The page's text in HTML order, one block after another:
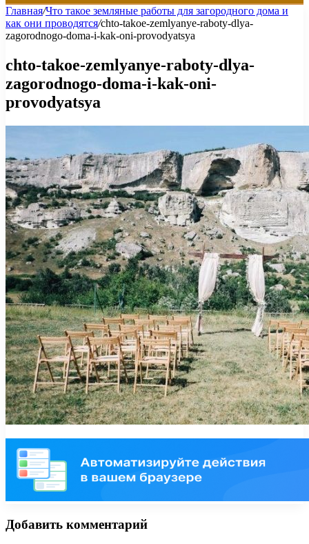
Главная/Что такое земляные работы для загородного дома и
как они проводятся/chto-takoe-zemlyanye-raboty-dlya-
zagorodnogo-doma-i-kak-oni-provodyatsya
chto-takoe-zemlyanye-raboty-dlya-
zagorodnogo-doma-i-kak-oni-
provodyatsya
Добавить комментарий